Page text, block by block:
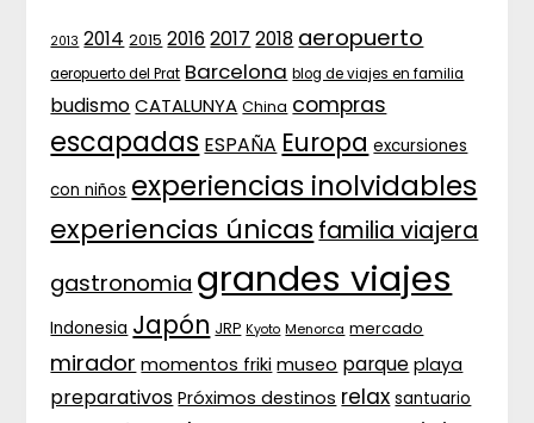
2013 2014 2015 2016 2017 2018 aeropuerto
aeropuerto del Prat Barcelona blog de viajes en familia
budismo CATALUNYA China compras
escapadas ESPAÑA Europa excursiones
con niños experiencias inolvidables
experiencias únicas familia viajera
gastronomia grandes viajes
Indonesia Japón JRP Kyoto Menorca mercado
mirador momentos friki museo parque playa
preparativos Próximos destinos relax santuario